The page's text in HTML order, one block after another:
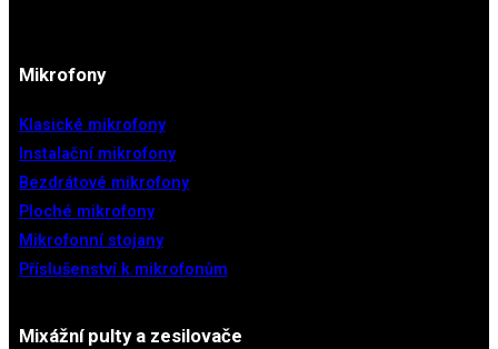
Mikrofony
Klasické mikrofony
Instalační mikrofony
Bezdrátové mikrofony
Ploché mikrofony
Mikrofonní stojany
Příslušenství k mikrofonům
Mixážní pulty a zesilovače